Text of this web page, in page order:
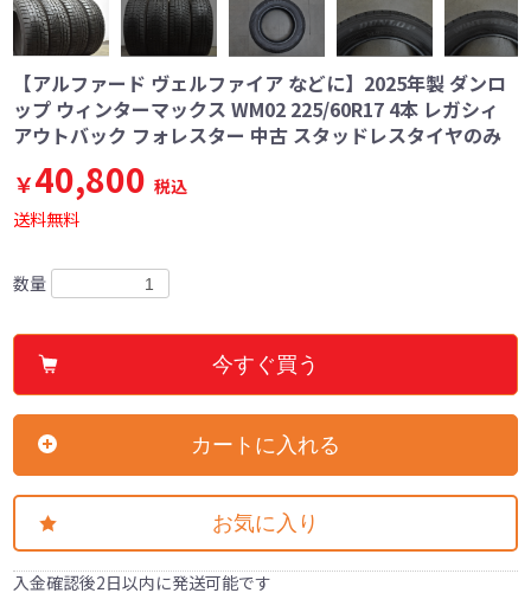
【アルファード ヴェルファイア などに】2025年製 ダンロ
ップ ウィンターマックス WM02 225/60R17 4本 レガシィ
アウトバック フォレスター 中古 スタッドレスタイヤのみ
￥40,800 税込
送料無料
数量
今すぐ買う
カートに入れる
お気に入り
入金確認後2日以内に発送可能です